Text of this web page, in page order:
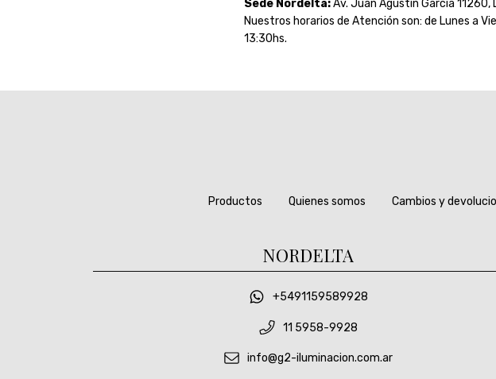
Sede Nordelta:Av. Juan Agustín Garcia 11260,
Nuestros horarios de Atención son: de Lunes a
13:30hs.
Productos Quienes somos Cambios y
NORDELTA
+5491159589928
11 5958-9928
info@g2-iluminacion.com.ar